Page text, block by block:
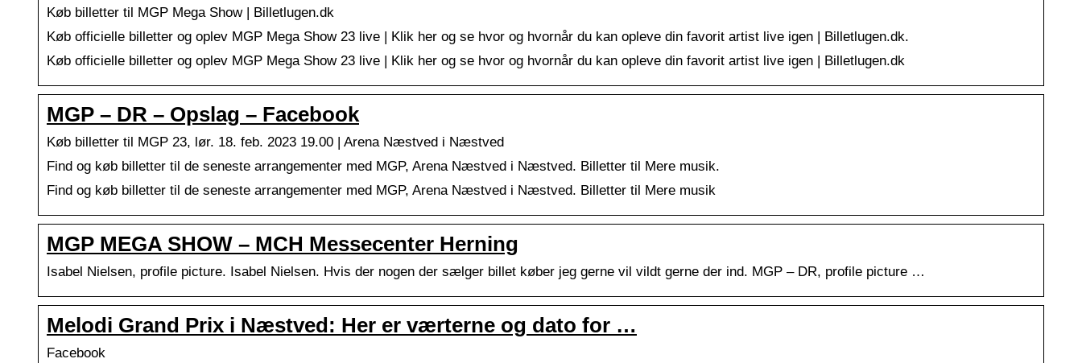
Køb billetter til MGP Mega Show | Billetlugen.dk
Køb officielle billetter og oplev MGP Mega Show 23 live | Klik her og se hvor og hvornår du kan opleve din favorit artist live igen | Billetlugen.dk.
Køb officielle billetter og oplev MGP Mega Show 23 live | Klik her og se hvor og hvornår du kan opleve din favorit artist live igen | Billetlugen.dk
MGP – DR – Opslag – Facebook
Køb billetter til MGP 23, lør. 18. feb. 2023 19.00 | Arena Næstved i Næstved
Find og køb billetter til de seneste arrangementer med MGP, Arena Næstved i Næstved. Billetter til Mere musik.
Find og køb billetter til de seneste arrangementer med MGP, Arena Næstved i Næstved. Billetter til Mere musik
MGP MEGA SHOW – MCH Messecenter Herning
Isabel Nielsen, profile picture. Isabel Nielsen. Hvis der nogen der sælger billet køber jeg gerne vil vildt gerne der ind. MGP – DR, profile picture …
Melodi Grand Prix i Næstved: Her er værterne og dato for …
Facebook